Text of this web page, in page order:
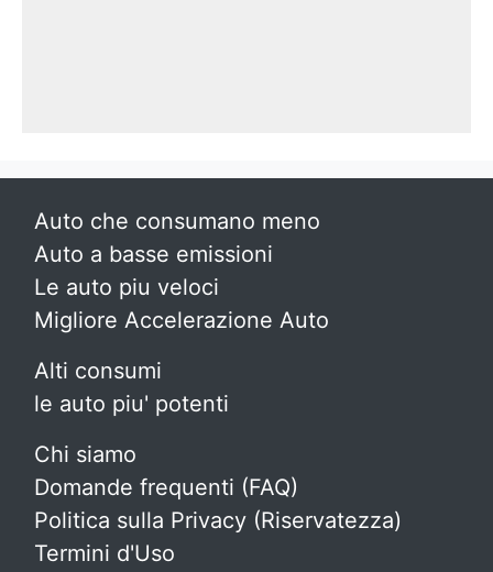
Auto che consumano meno
Auto a basse emissioni
Le auto piu veloci
Migliore Accelerazione Auto
Alti consumi
le auto piu' potenti
Chi siamo
Domande frequenti (FAQ)
Politica sulla Privacy (Riservatezza)
Termini d'Uso